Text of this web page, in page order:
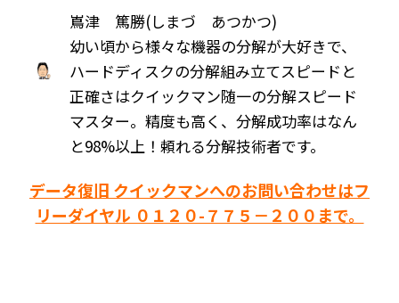
嶌津 篤勝(しまづ あつかつ)
幼い頃から様々な機器の分解が大好きで、
ハードディスクの分解組み立てスピードと
正確さはクイックマン随一の分解スピード
マスター。精度も高く、分解成功率はなん
と98%以上！頼れる分解技術者です。
データ復旧 クイックマンへのお問い合わせはフ
リーダイヤル ０１２０-７７５－２００まで。